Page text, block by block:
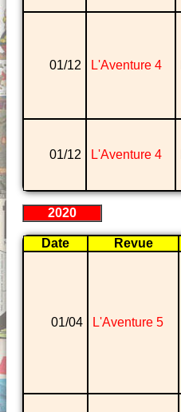
01/12 L'Aventure 4
01/12 L'Aventure 4
2020
Date Revue
01/04 L'Aventure 5